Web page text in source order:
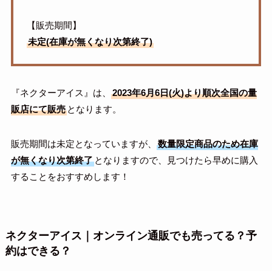
【販売期間】
未定(在庫が無くなり次第終了)
『ネクターアイス』は、
2023年6月6日(火)より順次全国の量
販店にて販売となります。
販売期間は未定となっていますが、
数量限定商品のため在庫
が無くなり次第終了となりますので、見つけたら早めに購入
することをおすすめします！
ネクターアイス｜オンライン通販でも売ってる？予
約はできる？